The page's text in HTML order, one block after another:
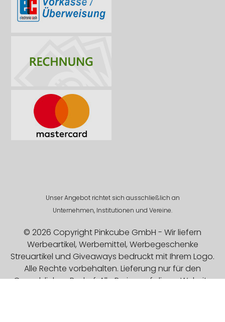
Unser Angebot richtet sich ausschließlich an
Unternehmen, Institutionen und Vereine.
© 2026 Copyright Pinkcube GmbH - Wir liefern
Werbeartikel, Werbemittel, Werbegeschenke
Streuartikel und Giveaways bedruckt mit Ihrem Logo.
Alle Rechte vorbehalten. Lieferung nur für den
Gewerblichen Bedarf. Alle Preise auf dieser Website